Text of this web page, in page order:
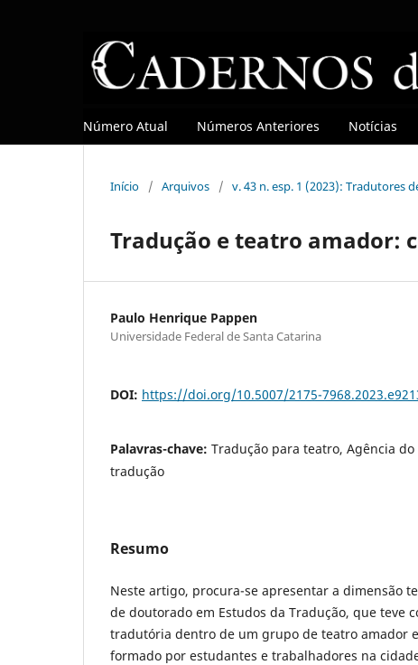
Número Atual Números Anteriores Notícias
Início / Arquivos / v. 43 n. esp. 1 (2023): Tradutores
Tradução e teatro amador:
Paulo Henrique Pappen
Universidade Federal de Santa Catarina
DOI: https://doi.org/10.5007/2175-
Palavras-chave: Tradução para teatro, Agência
tradução
Resumo
Neste artigo, procura-se apresentar a dimensão
de doutorado em Estudos da Tradução, que teve
tradutória dentro de um grupo de teatro amador
formado por estudantes e trabalhadores na